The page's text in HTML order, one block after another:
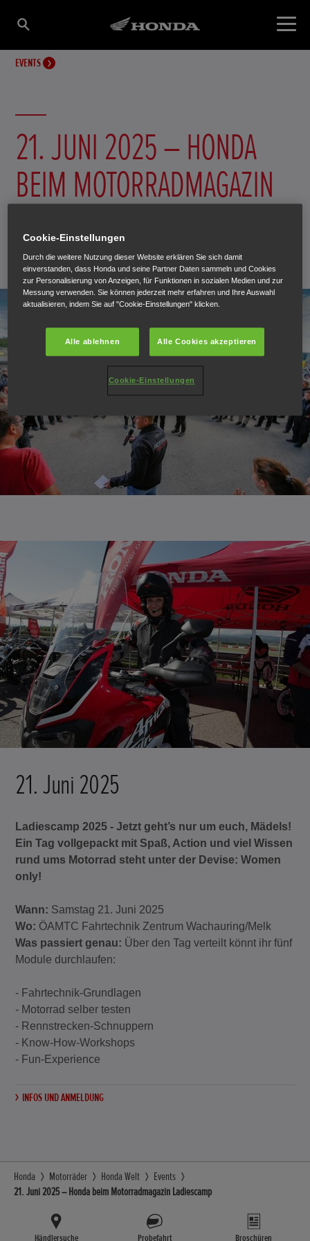
EVENTS
21. JUNI 2025 – HONDA
BEIM MOTORRADMAGAZIN
LADIESCAMP
25. Februar 2025
21. Juni 2025
Ladiescamp 2025 - Jetzt geht’s nur um euch, Mädels!
Ein Tag vollgepackt mit Spaß, Action und viel Wissen
rund ums Motorrad steht unter der Devise: Women
only!
Wann: Samstag 21. Juni 2025
Wo: ÖAMTC Fahrtechnik Zentrum Wachauring/Melk
Was passiert genau: Über den Tag verteilt könnt ihr fünf
Module durchlaufen:
- Fahrtechnik-Grundlagen
- Motorrad selber testen
- Rennstrecken-Schnuppern
- Know-How-Workshops
- Fun-Experience
INFOS UND ANMELDUNG
Honda Motorräder Honda Welt
Events
21. Juni 2025 – Honda beim Motorradmagazin Ladiescamp
Händlersuche Probefahrt Broschüren
Cookie-Einstellungen
Durch die weitere Nutzung dieser Website erklären Sie sich damit
einverstanden, dass Honda und seine Partner Daten sammeln und Cookies
zur Personalisierung von Anzeigen, für Funktionen in sozialen Medien und zur
Messung verwenden. Sie können jederzeit mehr erfahren und Ihre Auswahl
aktualisieren, indem Sie auf "Cookie-Einstellungen" klicken.
Alle ablehnen Alle Cookies akzeptieren
Cookie-Einstellungen